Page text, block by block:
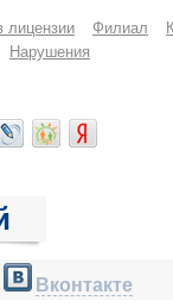
лицензии Филиал
Нарушения
Вконтакте